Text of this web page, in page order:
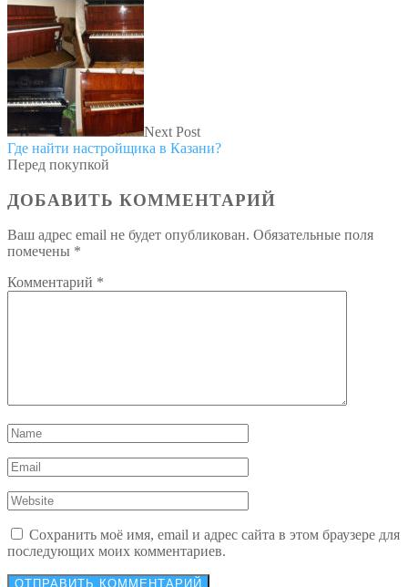
Next Post
Где найти настройщика в Казани?
Перед покупкой
ДОБАВИТЬ КОММЕНТАРИЙ
Ваш адрес email не будет опубликован. Обязательные поля
помечены *
Комментарий *
Сохранить моё имя, email и адрес сайта в этом браузере для
последующих моих комментариев.